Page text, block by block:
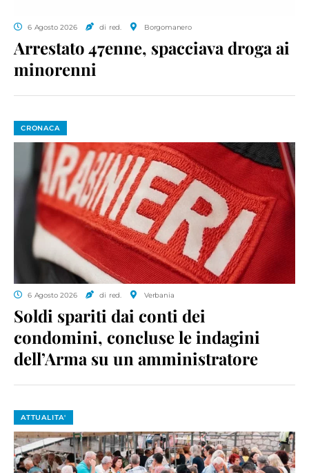
6 Agosto 2026 di red. Borgomanero
Arrestato 47enne, spacciava droga ai
minorenni
CRONACA
6 Agosto 2026 di red. Verbania
Soldi spariti dai conti dei
condomini, concluse le indagini
dell’Arma su un amministratore
ATTUALITA'